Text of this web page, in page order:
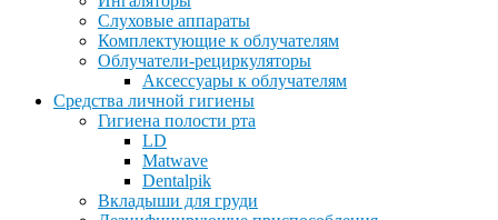
Слуховые аппараты
Комплектующие к облучателям
Облучатели-рециркуляторы
Аксессуары к облучателям
Средства личной гигиены
Гигиена полости рта
LD
Matwave
Dentalpik
Вкладыши для груди